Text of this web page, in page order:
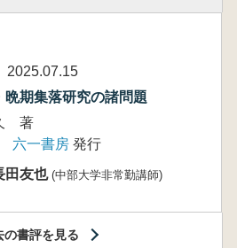
晩期集落研究の諸問題
著
六一書房 発行
田友也 (中部大学非常勤講師)
の書評を見る